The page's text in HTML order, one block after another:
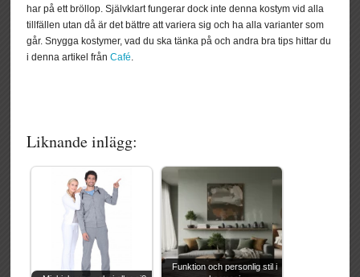
har på ett bröllop. Självklart fungerar dock inte denna kostym vid alla
tillfällen utan då är det bättre att variera sig och ha alla varianter som
går. Snygga kostymer, vad du ska tänka på och andra bra tips hittar du
i denna artikel frånCafé.
Liknande inlägg:
Funktion och personlig stil i